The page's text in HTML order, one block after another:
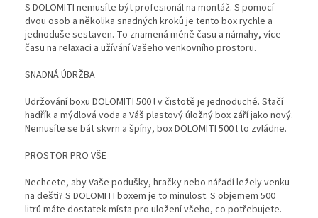
S DOLOMITI nemusíte být profesionál na montáž. S pomocí
dvou osob a několika snadných kroků je tento box rychle a
jednoduše sestaven. To znamená méně času a námahy, více
času na relaxaci a užívání Vašeho venkovního prostoru.
SNADNÁ ÚDRŽBA
Udržování boxu DOLOMITI 500 l v čistotě je jednoduché. Stačí
hadřík a mýdlová voda a Váš plastový úložný box září jako nový.
Nemusíte se bát skvrn a špíny, box DOLOMITI 500 l to zvládne.
PROSTOR PRO VŠE
Nechcete, aby Vaše podušky, hračky nebo nářadí ležely venku
na dešti? S DOLOMITI boxem je to minulost. S objemem 500
litrů máte dostatek místa pro uložení všeho, co potřebujete.